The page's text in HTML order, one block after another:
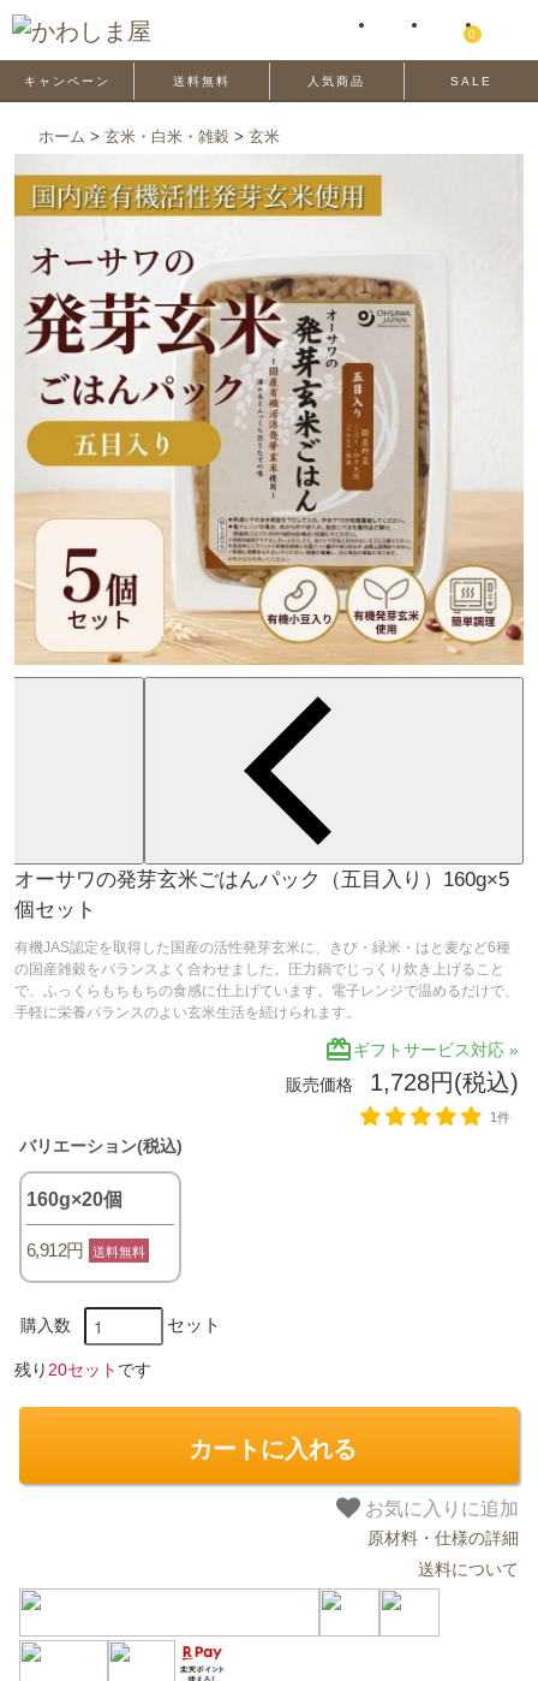
0
キャンペーン 送料無料 人気商品 SALE
ホーム > 玄米・白米・雑穀 > 玄米
オーサワの発芽玄米ごはんパック（五目入り）160g×5
個セット
有機JAS認定を取得した国産の活性発芽玄米に、きび・緑米・はと麦など6種
の国産雑穀をバランスよく合わせました。圧力鍋でじっくり炊き上げること
で、ふっくらもちもちの食感に仕上げています。電子レンジで温めるだけで、
手軽に栄養バランスのよい玄米生活を続けられます。
redeemギフトサービス対応 »
販売価格 1,728円(税込)
1件
バリエーション(税込)
160g×20個
6,912円 送料無料
購入数 セット
残り 20セット です
カートに入れる
お気に入りに追加
原材料・仕様の詳細
送料について